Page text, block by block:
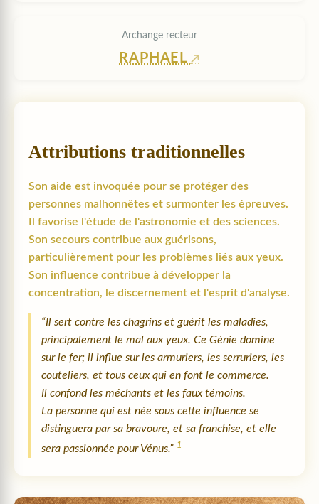
Archange recteur
RAPHAEL
Attributions traditionnelles
Son aide est invoquée pour se protéger des
personnes malhonnêtes et surmonter les épreuves.
Il favorise l'étude de l'astronomie et des sciences.
Son secours contribue aux guérisons,
particulièrement pour les problèmes liés aux yeux.
Son influence contribue à développer la
concentration, le discernement et l'esprit d'analyse.
“Il sert contre les chagrins et guérit les maladies,
principalement le mal aux yeux. Ce Génie domine
sur le fer; il influe sur les armuriers, les serruriers, les
couteliers, et tous ceux qui en font le commerce.
Il confond les méchants et les faux témoins.
La personne qui est née sous cette influence se
distinguera par sa bravoure, et sa franchise, et elle
sera passionnée pour Vénus.” 1